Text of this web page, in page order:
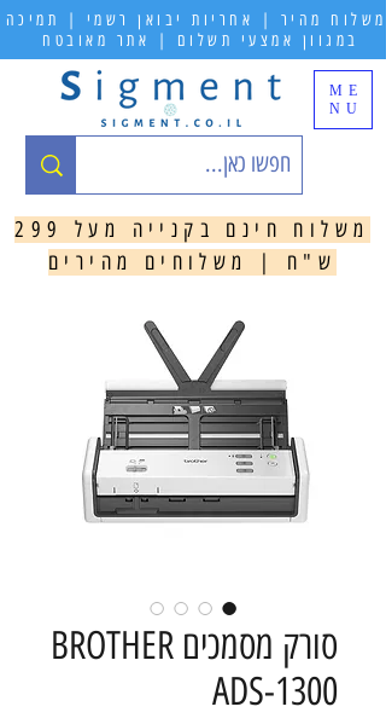
ME
NU
משלוח מהיר | אחריות יבואן רשמי | תמיכה
במגוון אמצעי תשלום | אתר מאובטח
משלוח חינם בקנייה מעל 299
ש"ח | משלוחים מהירים
סורק מסמכים BROTHER
ADS-1300